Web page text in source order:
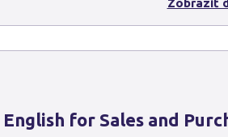
English for Sales and